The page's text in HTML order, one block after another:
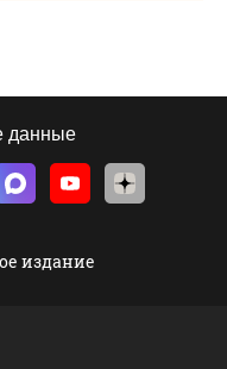
данные
издание